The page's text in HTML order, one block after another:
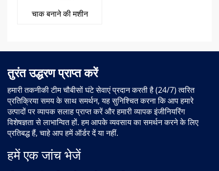
चाक बनाने की मशीन
तुरंत उद्धरण प्राप्त करें
हमारी तकनीकी टीम चौबीसों घंटे सेवाएं प्रदान करती है (24/7) त्वरित
प्रतिक्रिया समय के साथ समर्थन, यह सुनिश्चित करना कि आप हमारे
उत्पादों पर व्यापक सलाह प्राप्त करें और हमारी व्यापक इंजीनियरिंग
विशेषज्ञता से लाभान्वित हों. हम आपके व्यवसाय का समर्थन करने के लिए
प्रतिबद्ध हैं, चाहे आप हमें ऑर्डर दें या नहीं.
हमें एक जांच भेजें